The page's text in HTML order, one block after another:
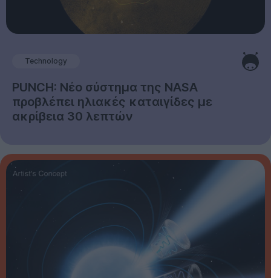
Technology
PUNCH: Νέο σύστημα της NASA
προβλέπει ηλιακές καταιγίδες με
ακρίβεια 30 λεπτών